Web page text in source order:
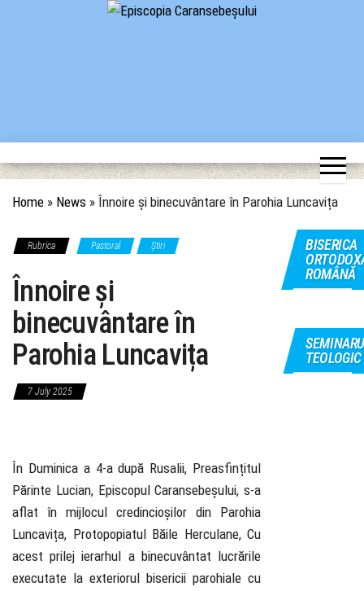
Home » News » Înnoire și binecuvântare în Parohia Luncavița
Rubrica Pastoral Știri
Înnoire și
binecuvântare în
Parohia Luncavița
7 July 2025
În Duminica a 4-a după Rusalii, Preasfințitul
Părinte Lucian, Episcopul Caransebeșului, s-a
aflat în mijlocul credincioșilor din Parohia
Luncavița, Protopopiatul Băile Herculane, Cu
acest prilej ierarhul a binecuvântat lucrările
executate la exteriorul bisericii parohiale cu
BISERICA
ROMÂNĂ
TEOLOGIC